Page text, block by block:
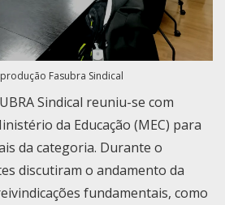
Fasubra Sindical
Sindical reuniu-se com
da Educação (MEC) para
da categoria. Durante o
discutiram o andamento da
fundamentais, como